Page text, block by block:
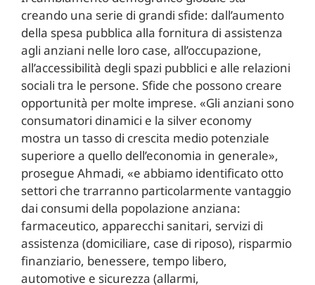
creando una serie di grandi sfide: dall’aumento
della spesa pubblica alla fornitura di assistenza
agli anziani nelle loro case, all’occupazione,
all’accessibilità degli spazi pubblici e alle relazioni
sociali tra le persone. Sfide che possono creare
opportunità per molte imprese. «Gli anziani sono
consumatori dinamici e la silver economy
mostra un tasso di crescita medio potenziale
superiore a quello dell’economia in generale»,
prosegue Ahmadi, «e abbiamo identificato otto
settori che trarranno particolarmente vantaggio
dai consumi della popolazione anziana:
farmaceutico, apparecchi sanitari, servizi di
assistenza (domiciliare, case di riposo), risparmio
finanziario, benessere, tempo libero,
automotive e sicurezza (allarmi,